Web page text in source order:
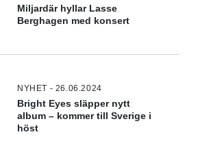
Miljardär hyllar Lasse
Berghagen med konsert
NYHET - 26.06.2024
Bright Eyes släpper nytt
album – kommer till Sverige i
höst